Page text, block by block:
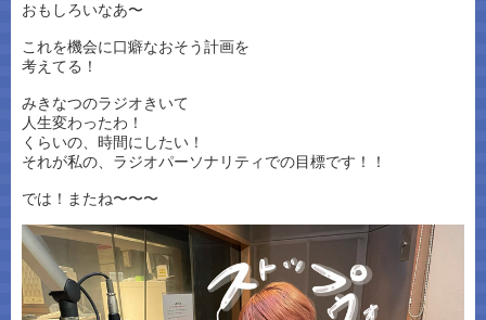
おもしろいなあ〜
これを機会に口癖なおそう計画を
考えてる！
みきなつのラジオきいて
人生変わったわ！
くらいの、時間にしたい！
それが私の、ラジオパーソナリティでの目標です！！
では！またね〜〜〜